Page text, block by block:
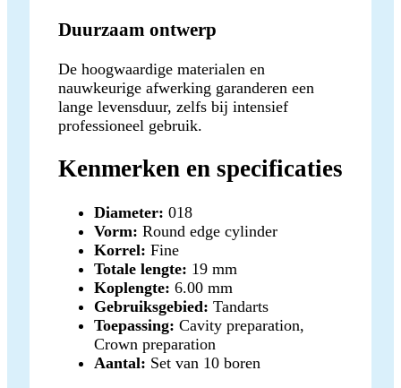
Duurzaam ontwerp
De hoogwaardige materialen en
nauwkeurige afwerking garanderen een
lange levensduur, zelfs bij intensief
professioneel gebruik.
Kenmerken en specificaties
Diameter: 018
Vorm: Round edge cylinder
Korrel: Fine
Totale lengte: 19 mm
Koplengte: 6.00 mm
Gebruiksgebied: Tandarts
Toepassing: Cavity preparation,
Crown preparation
Aantal: Set van 10 boren